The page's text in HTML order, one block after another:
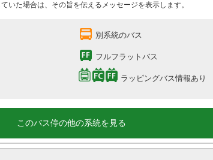
いた場合は、その旨を伝えるメッセージを表示します。
別系統のバス
フルフラットバス
ラッピングバス情報あり
このバス停の他の系統を見る